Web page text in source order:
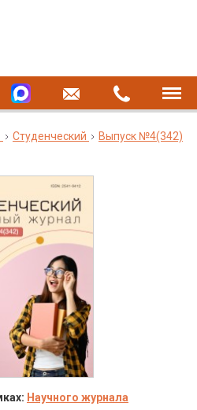
Студенческий
Выпуск №4(342)
Научного журнала